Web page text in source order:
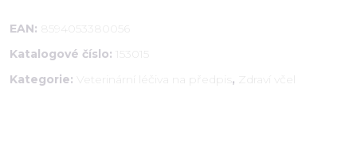
EAN: 8594053380056
Katalogové číslo:
153015
Kategorie:
Veterinární léčiva na předpis , Zdraví včel